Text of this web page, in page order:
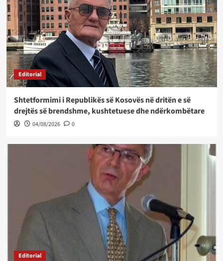
Editorial
Shtetformimi i Republikës së Kosovës në dritën e së
drejtës së brendshme, kushtetuese dhe ndërkombëtare
04/08/2026 0
Editorial